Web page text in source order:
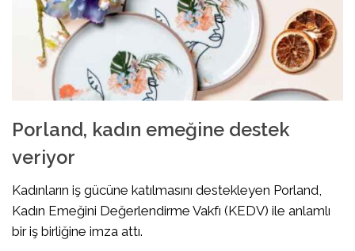
Porland, kadın emeğine destek
veriyor
Kadınların iş gücüne katılmasını destekleyen Porland,
Kadın Emeğini Değerlendirme Vakfı (KEDV) ile anlamlı
bir iş birliğine imza attı.